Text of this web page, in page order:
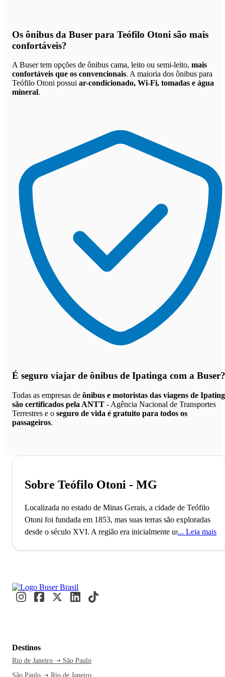
Os ônibus da Buser para Teófilo Otoni são mais
confortáveis?
A Buser tem opções de ônibus cama, leito ou semi-leito, mais
confortáveis que os convencionais. A maioria dos ônibus para
Teófilo Otoni possui ar-condicionado, Wi-Fi, tomadas e água
mineral.
É seguro viajar de ônibus de Ipatinga com a Buser?
Todas as empresas de ônibus e motoristas das viagens de
são certificados pela ANTT - Agência Nacional de Transportes
Terrestres e o seguro de vida é gratuito para todos os
passageiros.
Sobre Teófilo Otoni - MG
Localizada no estado de Minas Gerais, a cidade de Teófilo
Otoni foi fundada em 1853, mas suas terras são exploradas
desde o século XVI. A região era inicialmente usada para
consolidou como referência em exploração de pedras
preciosas.
de lugares para conhecer, você não pode deixar visitar os
garimpos. Afinal a cidade é conhecida como a “Capital das
Leia mais
Destinos
Rio de Janeiro ➝ São Paulo
São Paulo ➝ Rio de Janeiro